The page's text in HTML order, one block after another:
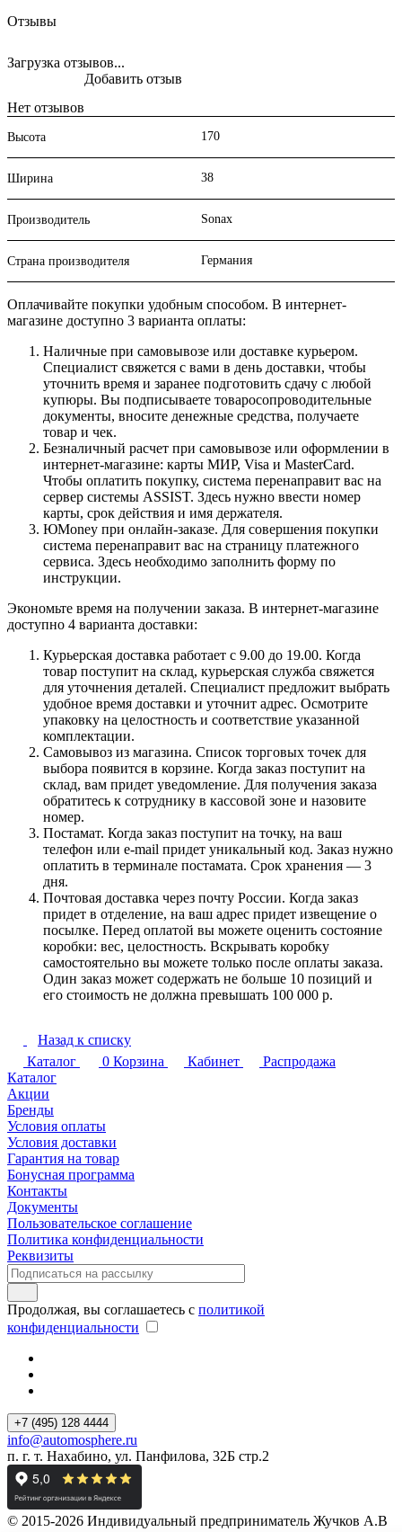
Отзывы
Загрузка отзывов...
Нет отзывов
Добавить отзыв
Высота 170
Ширина 38
Производитель Sonax
Страна производителя Германия
Оплачивайте покупки удобным способом. В интернет-
магазине доступно 3 варианта оплаты:
Наличные при самовывозе или доставке курьером.
Специалист свяжется с вами в день доставки, чтобы
уточнить время и заранее подготовить сдачу с любой
купюры. Вы подписываете товаросопроводительные
документы, вносите денежные средства, получаете
товар и чек.
Безналичный расчет при самовывозе или оформлении в
интернет-магазине: карты МИР, Visa и MasterCard.
Чтобы оплатить покупку, система перенаправит вас на
сервер системы ASSIST. Здесь нужно ввести номер
карты, срок действия и имя держателя.
ЮMoney при онлайн-заказе. Для совершения покупки
система перенаправит вас на страницу платежного
сервиса. Здесь необходимо заполнить форму по
инструкции.
Экономьте время на получении заказа. В интернет-магазине
доступно 4 варианта доставки:
Курьерская доставка работает с 9.00 до 19.00. Когда
товар поступит на склад, курьерская служба свяжется
для уточнения деталей. Специалист предложит выбрать
удобное время доставки и уточнит адрес. Осмотрите
упаковку на целостность и соответствие указанной
комплектации.
Самовывоз из магазина. Список торговых точек для
выбора появится в корзине. Когда заказ поступит на
склад, вам придет уведомление. Для получения заказа
обратитесь к сотруднику в кассовой зоне и назовите
номер.
Постамат. Когда заказ поступит на точку, на ваш
телефон или e-mail придет уникальный код. Заказ нужно
оплатить в терминале постамата. Срок хранения — 3
дня.
Почтовая доставка через почту России. Когда заказ
придет в отделение, на ваш адрес придет извещение о
посылке. Перед оплатой вы можете оценить состояние
коробки: вес, целостность. Вскрывать коробку
самостоятельно вы можете только после оплаты заказа.
Один заказ может содержать не больше 10 позиций и
его стоимость не должна превышать 100 000 р.
Назад к списку
Каталог
0 Корзина Кабинет
Распродажа
Каталог
Акции
Бренды
Условия оплаты
Условия доставки
Гарантия на товар
Бонусная программа
Контакты
Документы
Пользовательское соглашение
Политика конфиденциальности
Реквизиты
Продолжая, вы соглашаетесь с политикой
конфиденциальности
+7 (495) 128 4444
info@automosphere.ru
п. г. т. Нахабино, ул. Панфилова, 32Б стр.2
© 2015-2026 Индивидуальный предприниматель Жучков А.В